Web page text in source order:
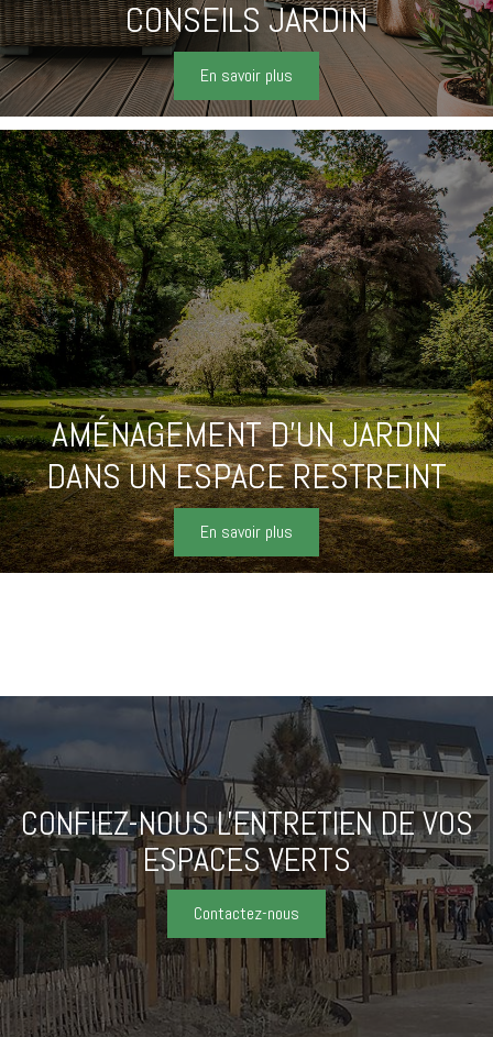
CONSEILS JARDIN
En savoir plus
AMÉNAGEMENT D'UN JARDIN
DANS UN ESPACE RESTREINT
En savoir plus
CONFIEZ-NOUS L'ENTRETIENDE VOS
ESPACES VERTS
Contactez-nous